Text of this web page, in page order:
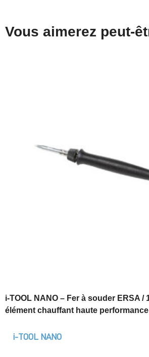
Vous aimerez peut-
i-TOOL NANO – Fer à souder ERSA /
élément chauffant haute
i-TOOL NANO